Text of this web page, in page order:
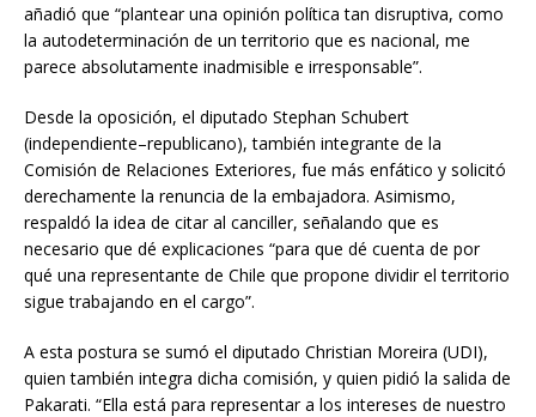
añadió que “plantear una opinión política tan disruptiva, como
la autodeterminación de un territorio que es nacional, me
parece absolutamente inadmisible e irresponsable”.
Desde la oposición, el diputado Stephan Schubert
(independiente–republicano), también integrante de la
Comisión de Relaciones Exteriores, fue más enfático y solicitó
derechamente la renuncia de la embajadora. Asimismo,
respaldó la idea de citar al canciller, señalando que es
necesario que dé explicaciones “para que dé cuenta de por
qué una representante de Chile que propone dividir el territorio
sigue trabajando en el cargo”.
A esta postura se sumó el diputado Christian Moreira (UDI),
quien también integra dicha comisión, y quien pidió la salida de
Pakarati. “Ella está para representar a los intereses de nuestro